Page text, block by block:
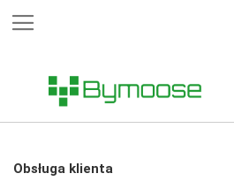
Przejdź
Obsługa klienta